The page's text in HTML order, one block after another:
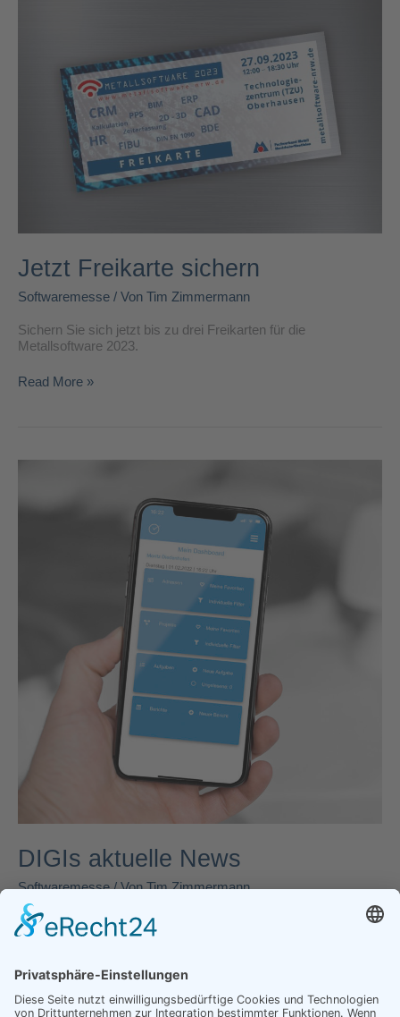
Jetzt Freikarte sichern
Softwaremesse / Von Tim Zimmermann
Sichern Sie sich jetzt bis zu drei Freikarten für die
Metallsoftware 2023.
Read More »
DIGIs aktuelle News
Softwaremesse/ VonTim Zimmermann
Mit den Produktneuheiten von DIGI-Software schlagen Sie
gleich zwei Fliegen mit einer Klappe: Sie erfüllen die
Aufwand.
Read More »